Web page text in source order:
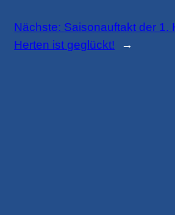
Nächste: Saisonauftakt der 1.
Herten ist geglückt!
→